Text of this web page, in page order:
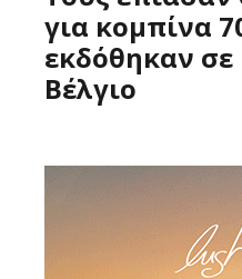
για κομπίνα
εκδόθηκαν σε
Βέλγιο